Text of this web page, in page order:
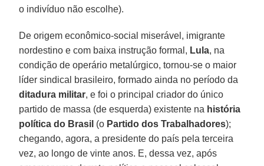
o indivíduo não escolhe).
De origem econômico-social miserável, imigrante
nordestino e com baixa instrução formal, Lula, na
condição de operário metalúrgico, tornou-se o maior
líder sindical brasileiro, formado ainda no período da
ditadura militar, e foi o principal criador do único
partido de massa (de esquerda) existente na história
política do Brasil (o Partido dos Trabalhadores);
chegando, agora, a presidente do país pela terceira
vez, ao longo de vinte anos. E, dessa vez, após